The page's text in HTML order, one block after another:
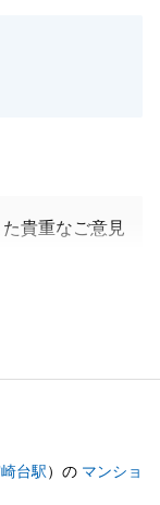
貴重なご意見
に思います。
ます。
てまいります
台駅）の マンショ